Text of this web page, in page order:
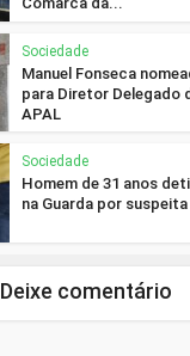
Sociedade
Manuel Fonseca
para Diretor Delegado
APAL
Sociedade
Homem de 31 anos
na Guarda por
Deixe comentário